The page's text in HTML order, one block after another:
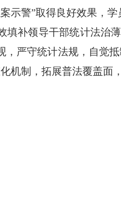
示警”取得良好效果，
填补领导干部统计法治
，严守统计法规，自觉
机制，拓展普法覆盖面